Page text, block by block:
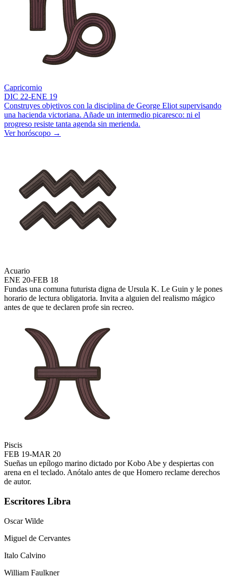
Capricornio
DIC 22-ENE 19
Construyes objetivos con la disciplina de George Eliot supervisando
una hacienda victoriana. Añade un intermedio picaresco: ni el
progreso resiste tanta agenda sin merienda.
Ver horóscopo →
Acuario
ENE 20-FEB 18
Fundas una comuna futurista digna de Ursula K. Le Guin y le pones
horario de lectura obligatoria. Invita a alguien del realismo mágico
antes de que te declaren profe sin recreo.
Piscis
FEB 19-MAR 20
Sueñas un epílogo marino dictado por Kobo Abe y despiertas con
arena en el teclado. Anótalo antes de que Homero reclame derechos
de autor.
Escritores Libra
Oscar Wilde
Miguel de Cervantes
Italo Calvino
William Faulkner